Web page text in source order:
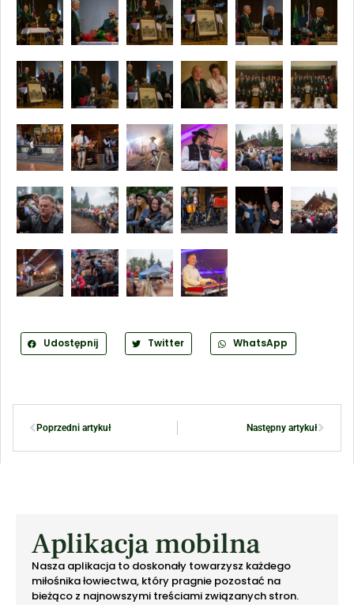
Udostępnij Twitter WhatsApp
Poprzedni artykuł Następny artykuł
Aplikacja mobilna
Nasza aplikacja to doskonały towarzysz każdego
miłośnika łowiectwa, który pragnie pozostać na
bieżąco z najnowszymi treściami związanych stron.